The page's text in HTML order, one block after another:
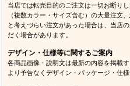
当店では転売目的のご注文は一切お断り
（複数カラー・サイズ含む）の大量注文
と考えづらい注文があった場合は、当店
だく場合があります。
デザイン・仕様等に関するご案内
各商品画像・説明文は最新の内容を掲載
より予告なくデザイン・パッケージ・仕